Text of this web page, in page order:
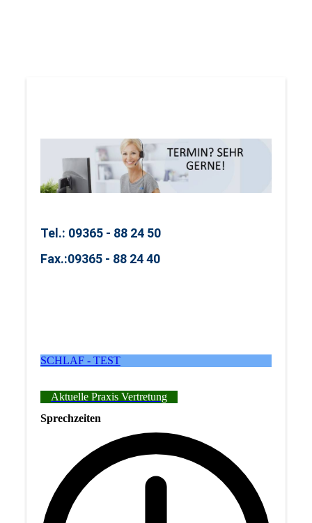
Tel.: 09365 - 88 24 50
Fax.:09365 - 88 24 40
SCHLAF - TEST
Aktuelle Praxis Vertretung
Sprechzeiten